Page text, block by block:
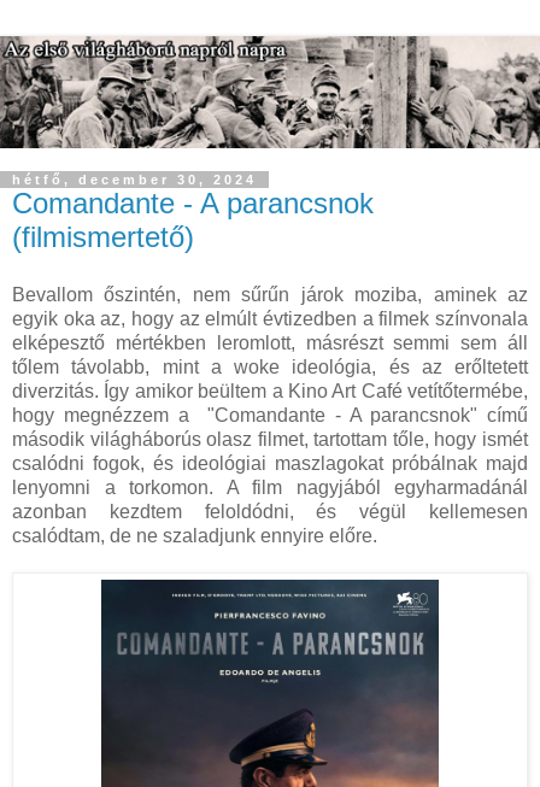
hétfő, december 30, 2024
Comandante - A parancsnok
(filmismertető)
Bevallom őszintén, nem sűrűn járok moziba, aminek az
egyik oka az, hogy az elmúlt évtizedben a filmek színvonala
elképesztő mértékben leromlott, másrészt semmi sem áll
tőlem távolabb, mint a woke ideológia, és az erőltetett
diverzitás. Így amikor beültem a Kino Art Café vetítőtermébe,
hogy megnézzem a "Comandante - A parancsnok" című
második világháborús olasz filmet, tartottam tőle, hogy ismét
csalódni fogok, és ideológiai maszlagokat próbálnak majd
lenyomni a torkomon. A film nagyjából egyharmadánál
azonban kezdtem feloldódni, és végül kellemesen
csalódtam, de ne szaladjunk ennyire előre.